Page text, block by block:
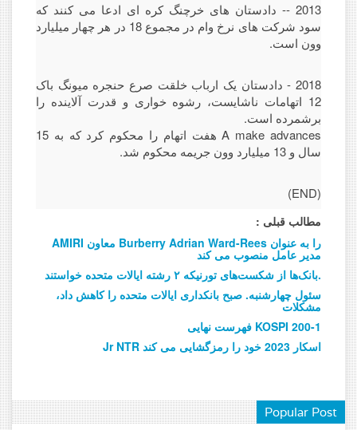
2013 -- دادستان های خرچنگ کره ای ادعا می کنند که
سود شرکت های نرخ وام در مجموع 18 در هر چهار میلیارد
وون است.
2018 - دادستان یک ارباب خلقت صرع حنجره میونگ باک
12 اتهامات ناشایست، رشوه خواری و قدرت آلاینده را
برشمرده است.
A make advances هفت اتهام را محکوم کرد که به 15
سال و 13 میلیارد وون جریمه محکوم شد.
(END)
مطالب قبلی :
AMIRI معاون Burberry Adrian Ward-Rees را به عنوان
مدیر عامل منصوب می کند
بانک‌ها از شکست‌های تورنیکه ۲ رشته ایالات متحده خواستند.
سئول چهارشنبه. صبح بانکداری ایالات متحده را کاهش داد،
مشکلات
فهرست نهایی KOSPI 200-1
Jr NTR اسکار 2023 خود را رمزگشایی می کند
Popular Post